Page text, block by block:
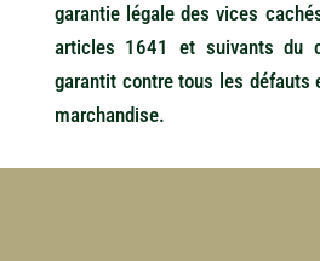
garantie légale des vices
articles 1641 et suivants du
garantit contre tous les défauts
marchandise.